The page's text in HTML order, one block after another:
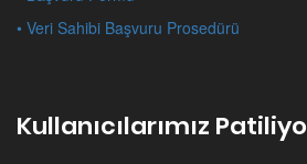
• Veri Sahibi Başvuru Prosedürü
Kullanıcılarımız Patiliyo